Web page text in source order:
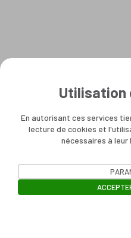
Utilisation
En autorisant ces services
lecture de cookies et
nécessaires à leur